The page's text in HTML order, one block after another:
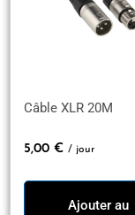
Câble XLR 20M
5,00 € / jour
Ajouter au